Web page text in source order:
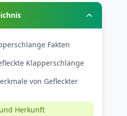
Fakten
Klapperschlange
von Gefleckter
Herkunft